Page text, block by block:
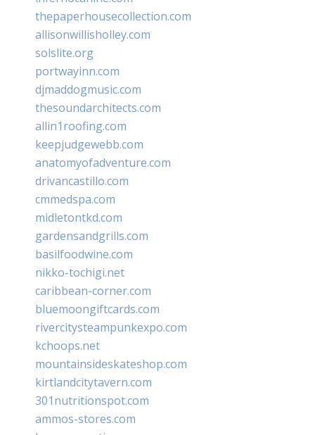
thepaperhousecollection.com
allisonwillisholley.com
solslite.org
portwayinn.com
djmaddogmusic.com
thesoundarchitects.com
allin1roofing.com
keepjudgewebb.com
anatomyofadventure.com
drivancastillo.com
cmmedspa.com
midletontkd.com
gardensandgrills.com
basilfoodwine.com
nikko-tochigi.net
caribbean-corner.com
bluemoongiftcards.com
rivercitysteampunkexpo.com
kchoops.net
mountainsideskateshop.com
kirtlandcitytavern.com
301nutritionspot.com
ammos-stores.com